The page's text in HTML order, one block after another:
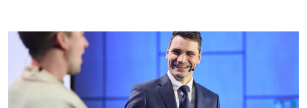
zúčastnit i příštího ročníku. „Příjemná konference,
výborný program, hezké prostory, Daniel Stach
absolutně nejlepší moderátor!!!“ Tak shrnul
Communication Summit jeden z 330 účastníků ve
své zpětné vazbě. Ta potvrdila, co bylo slyšet i